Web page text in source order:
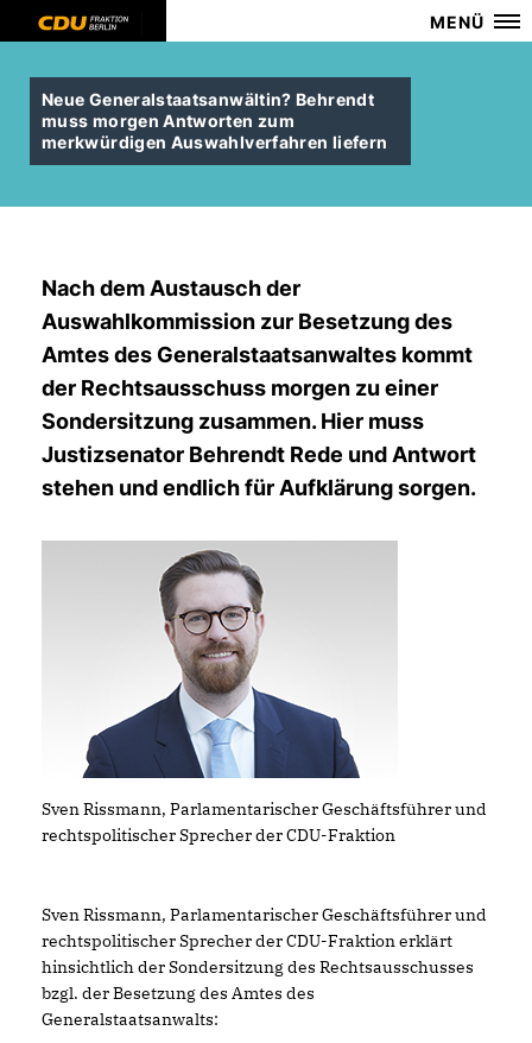
MENÜ
Neue Generalstaatsanwältin? Behrendt
muss morgen Antworten zum
merkwürdigen Auswahlverfahren liefern
Nach dem Austausch der
Auswahlkommission zur Besetzung des
Amtes des Generalstaatsanwaltes kommt
der Rechtsausschuss morgen zu einer
Sondersitzung zusammen. Hier muss
Justizsenator Behrendt Rede und Antwort
stehen und endlich für Aufklärung sorgen.
Sven Rissmann, Parlamentarischer Geschäftsführer und
rechtspolitischer Sprecher der CDU-Fraktion
Sven Rissmann, Parlamentarischer Geschäftsführer und
rechtspolitischer Sprecher der CDU-Fraktion erklärt
hinsichtlich der Sondersitzung des Rechtsausschusses
bzgl. der Besetzung des Amtes des
Generalstaatsanwalts: